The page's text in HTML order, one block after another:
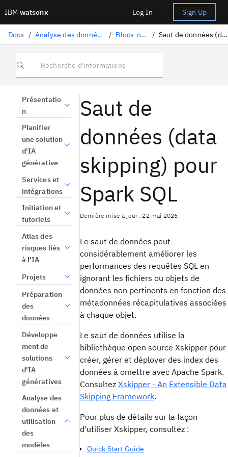
IBM watsonx Log In Sign Up
Docs / Analyse des données et utilisation des modèles / Blocs-notes et scripts / Saut de données (data skipping) pour Spark SQL
Recherche d'informations
Présentatio
n
Planifier
une solution
d'IA
générative
Services et
intégrations
Initiation et
tutoriels
Atlas des
risques liés
à l'IA
Projets
Préparation
des
données
Développe
ment de
solutions
d'IA
génératives
Analyse des
données et
utilisation
des
modèles
Saut de
données (data
skipping) pour
Spark SQL
Dernière mise à jour : 22 mai 2026
Le saut de données peut
considérablement améliorer les
performances des requêtes SQL en
ignorant les fichiers ou objets de
données non pertinents en fonction des
métadonnées récapitulatives associées
à chaque objet.
Le saut de données utilise la
bibliothèque open source Xskipper pour
créer, gérer et déployer des index des
données à omettre avec Apache Spark.
Consultez Xskipper - An Extensible Data
Skipping Framework.
Pour plus de détails sur la façon
d'utiliser Xskipper, consultez :
Quick Start Guide